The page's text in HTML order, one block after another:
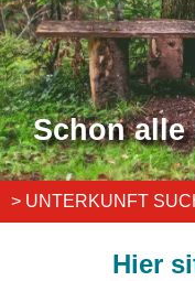
Schon alle
> UNTERKUNFT
Hier